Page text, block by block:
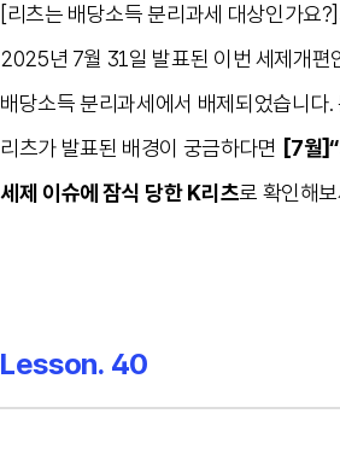
[리츠는 배당소득 분리과세 대상인가요
2025년 7월 31일 발표된 이번 세제개편
배당소득 분리과세에서 배제되었습니다
리츠가 발표된 배경이 궁금하다면 [7월
세제 이슈에 잠식 당한 K리츠로 확인해
Lesson. 40